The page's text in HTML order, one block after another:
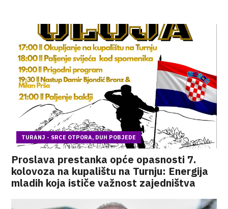
TURANJ - SRCE OTPORA, DUH POBJEDE
Proslava prestanka opće opasnosti 7.
kolovoza na kupalištu na Turnju: Energija
mladih koja ističe važnost zajedništva